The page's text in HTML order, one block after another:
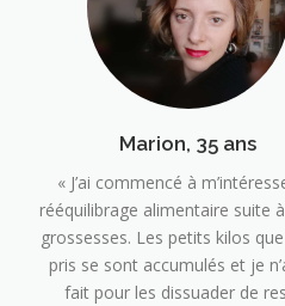
Marion, 35 ans
« J’ai commencé à
rééquilibrage alimentaire suite
grossesses. Les petits kilos que
pris se sont accumulés et je
fait pour les dissuader de